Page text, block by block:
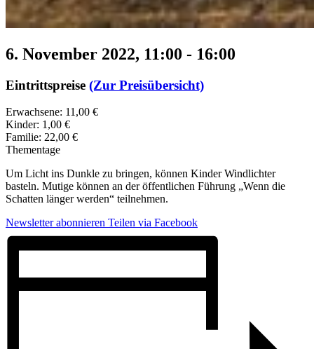
6. November 2022, 11:00 - 16:00
Eintrittspreise (Zur Preisübersicht)
Erwachsene: 11,00 €
Kinder: 1,00 €
Familie: 22,00 €
Thementage
Um Licht ins Dunkle zu bringen, können Kinder Windlichter
basteln. Mutige können an der öffentlichen Führung „Wenn die
Schatten länger werden“ teilnehmen.
Newsletter abonnieren Teilen via Facebook